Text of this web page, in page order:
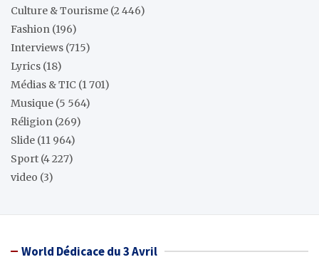
Culture & Tourisme (2 446)
Fashion (196)
Interviews (715)
Lyrics (18)
Médias & TIC (1 701)
Musique (5 564)
Réligion (269)
Slide (11 964)
Sport (4 227)
video (3)
World Dédicace du 3 Avril